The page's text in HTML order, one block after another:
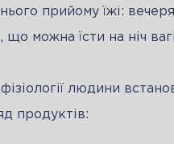
прийому їжі:
можна їсти на ніч
людини
продуктів: